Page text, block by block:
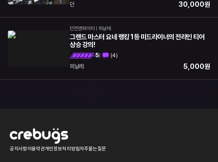
던전앤파이터
던 30,000원
던전앤파이터 피날레
그랜드 마스터 요네 랭킹 1등 미드라이너의 전라인 티어
상승 강의!
5 (4)
피날레 5,000원
공지사항이용약관개인정보처리방침자주묻는질문